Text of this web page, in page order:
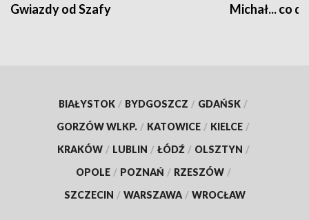
Gwiazdy od Szafy Michał... co
BIAŁYSTOK / BYDGOSZCZ / GDAŃSK /
GORZÓW WLKP. / KATOWICE / KIELCE /
KRAKÓW / LUBLIN / ŁÓDŹ / OLSZTYN /
OPOLE / POZNAŃ / RZESZÓW /
SZCZECIN / WARSZAWA / WROCŁAW